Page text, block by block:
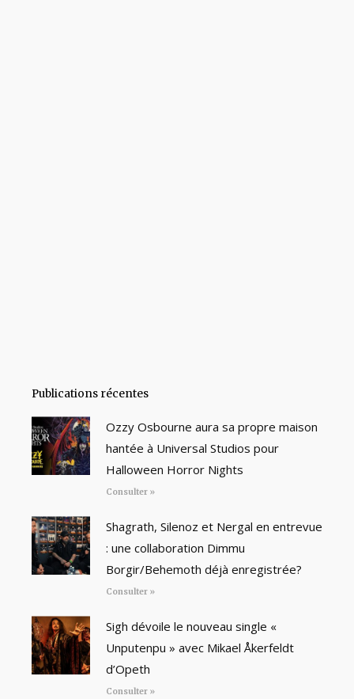
Publications récentes
Ozzy Osbourne aura sa propre maison
hantée à Universal Studios pour
Halloween Horror Nights
Consulter »
Shagrath, Silenoz et Nergal en entrevue
: une collaboration Dimmu
Borgir/Behemoth déjà enregistrée?
Consulter »
Sigh dévoile le nouveau single «
Unputenpu » avec Mikael Åkerfeldt
d’Opeth
Consulter »